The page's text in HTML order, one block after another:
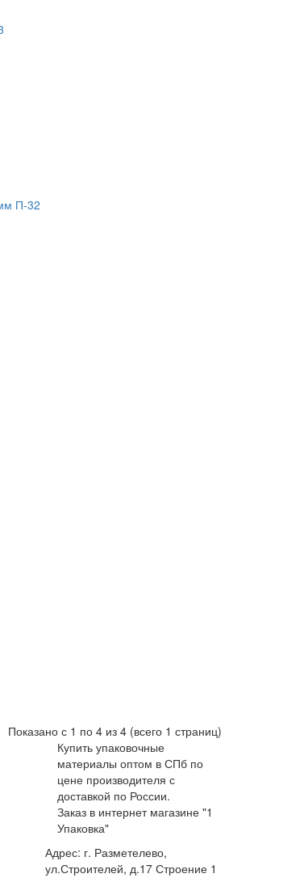
Показано с 1 по 4 из 4 (всего 1 страниц)
Купить упаковочные
материалы оптом в СПб по
цене производителя с
доставкой по России.
Заказ в интернет магазине "1
Упаковка"
Адрес: г. Разметелево,
ул.Строителей, д.17 Строение 1